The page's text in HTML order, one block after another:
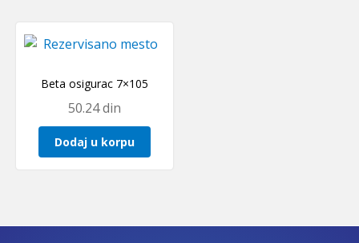
Beta osigurac 7×105
50.24din
Dodaj u korpu